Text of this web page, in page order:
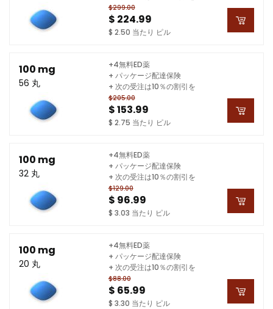
$299.00
$ 224.99
$ 2.50 当たり ピル
100 mg
56 丸
$205.00
$ 153.99
$ 2.75 当たり ピル
+4無料ED薬
+ パッケージ配達保険
+ 次の受注は10％の割引を
100 mg
32 丸
$129.00
$ 96.99
$ 3.03 当たり ピル
+4無料ED薬
+ パッケージ配達保険
+ 次の受注は10％の割引を
100 mg
20 丸
$88.00
$ 65.99
$ 3.30 当たり ピル
+4無料ED薬
+ パッケージ配達保険
+ 次の受注は10％の割引を